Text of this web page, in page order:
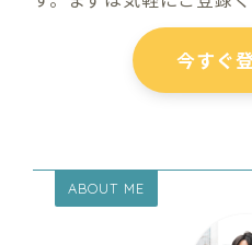
今すぐ
ABOUT ME